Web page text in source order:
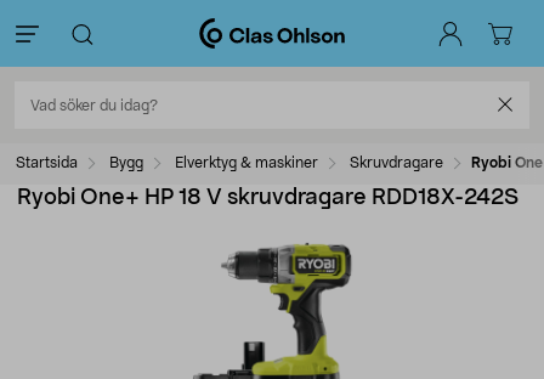
Startsida Bygg Elverktyg & maskiner Skruvdragare Ryobi
Ryobi One+ HP 18 V skruvdragare RDD18X-242S